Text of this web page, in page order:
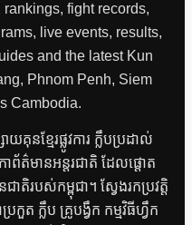
fight records,
live events, results,
and the latest Kun
Phnom Penh, Siem
Cambodia.
គុនខ្មែរផ្លូវការ ក្លឹបប្រដាល់
ព័ត៌មានអន្តរជាតិ ដែលផ្តោត
តិរបស់កម្ពុជា។ ស្វែងរកប្រវត្តិ
ត ក្លឹប គ្រូបង្វឹក កម្មវិធីហ្វឹក